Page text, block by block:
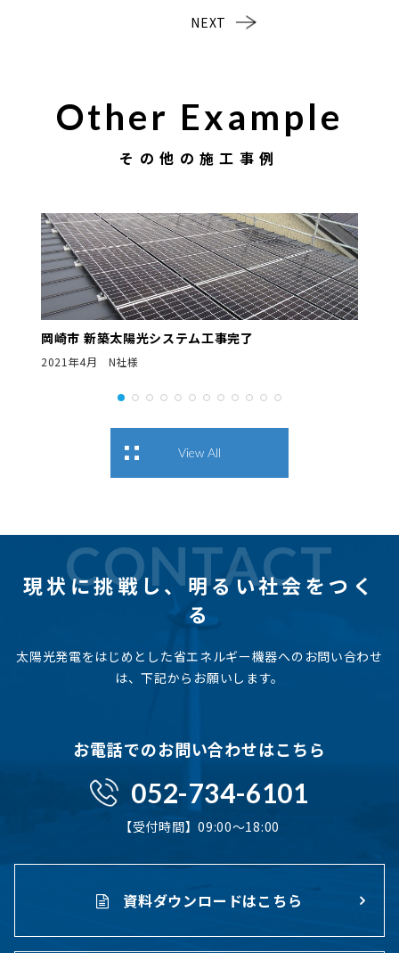
NEXT
Other Example
その他の施工事例
岡崎市 新築太陽光システム工事完了
2021年4月 N社様
View All
CONTACT
現状に挑戦し、明るい社会をつく
る
太陽光発電をはじめとした省エネルギー機器へのお問い合わせ
は、下記からお願いします。
お電話でのお問い合わせはこちら
052-734-6101
【受付時間】09:00〜18:00
資料ダウンロードはこちら